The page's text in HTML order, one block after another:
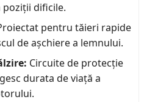
poziții dificile.
pentru tăieri rapide
de așchiere a lemnului.
Circuite de protecție
durata de viață a